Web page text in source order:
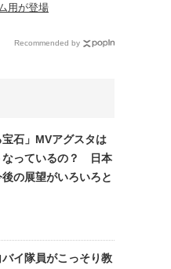
用が登場
Recommended by
宝石」MVアグスタは
なっているの？ 日本
の展望がいろいろと
バイ隊員がこっそり教